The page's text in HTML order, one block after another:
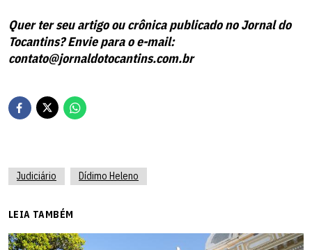
Quer ter seu artigo ou crônica publicado no Jornal do
Tocantins? Envie para o e-mail:
contato@jornaldotocantins.com.br
Judiciário Dídimo Heleno
LEIA TAMBÉM